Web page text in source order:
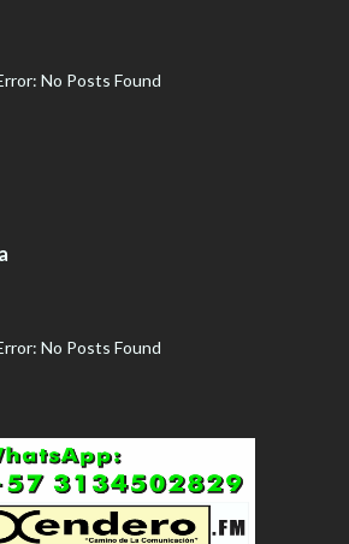
No Posts Found
No Posts Found